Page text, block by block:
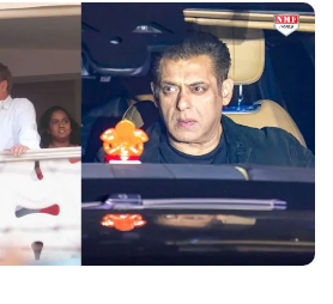
गया ये दान भी उसी कड़ी का एक हिस्सा है.